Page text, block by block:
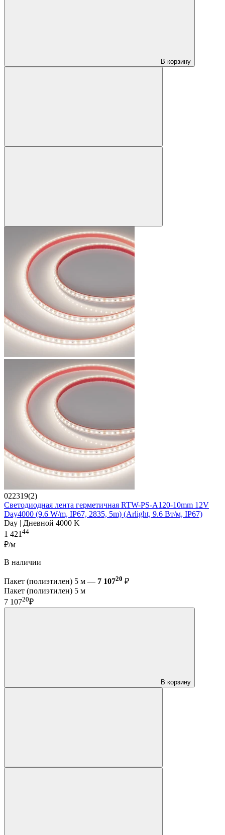
В корзину
022319(2)
Светодиодная лента герметичная RTW-PS-A120-10mm 12V
Day4000 (9.6 W/m, IP67, 2835, 5m) (Arlight, 9.6 Вт/м, IP67)
Day | Дневной 4000 K
1 421 44
₽/м
В наличии
Пакет (полиэтилен) 5 м — 7 10720 ₽
Пакет (полиэтилен) 5 м
7 10720₽
В корзину